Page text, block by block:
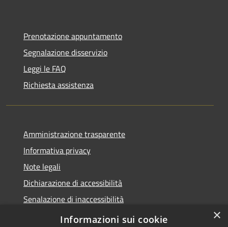
Prenotazione appuntamento
Segnalazione disservizio
Leggi le FAQ
Richiesta assistenza
Amministrazione trasparente
Informativa privacy
Note legali
Dichiarazione di accessibilità
Senalazione di inaccessibilità
Whistleblowing segnalazione illeciti
×
Informazioni sui cookie